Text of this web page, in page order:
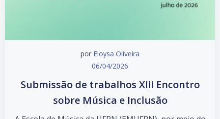
por Eloysa Oliveira
06/04/2026
Submissão de trabalhos XIII Encontro
sobre Música e Inclusão